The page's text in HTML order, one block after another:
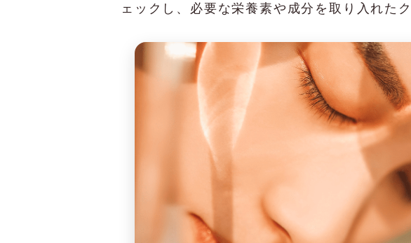
ェックし、必要な栄養素や成分を取り入れた